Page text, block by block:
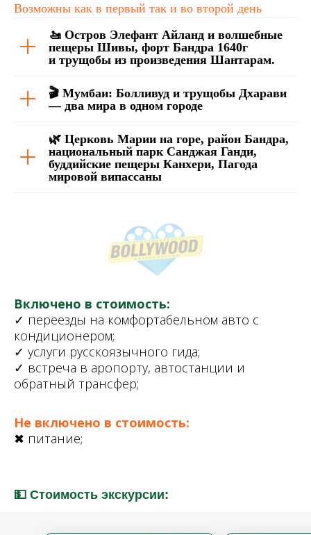
Возможны как в первый так и во второй день
🚤 Остров Элефант Айланд и волшебные
пещеры Шивы, форт Бандра 1640г
и трущобы из произведения Шантарам.
🎬 Мумбаи: Болливуд и трущобы Дхарави
— два мира в одном городе
🌿 Церковь Марии на горе, район Бандра,
национальный парк Санджая Ганди,
буддийские пещеры Канхери, Пагода
мировой випассаны
Включено в стоимость:
✓ переезды на комфортабельном авто с
кондиционером;
✓ услуги русскоязычного гида;
✓ встреча в аропорту, автостанции и
обратный трансфер;
Не включено в стоимость:
✖ питание;
💵 Стоимость экскурсии: